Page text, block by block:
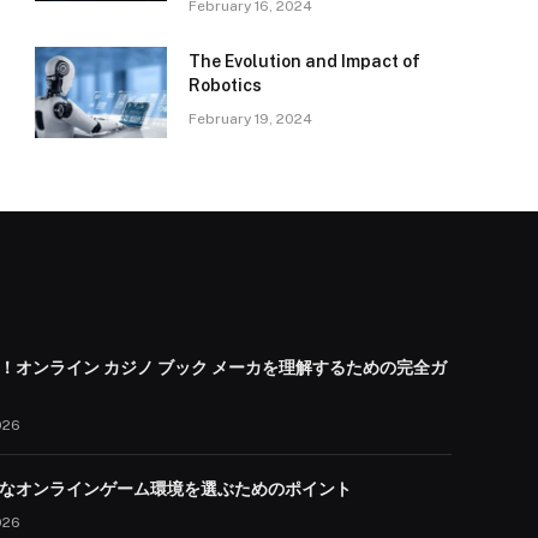
February 16, 2024
The Evolution and Impact of
Robotics
February 19, 2024
オンライン カジノ ブック メーカを理解するための完全ガ
オンラインゲーム環境を選ぶためのポイント